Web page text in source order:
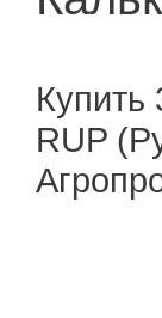
Купить
RUP